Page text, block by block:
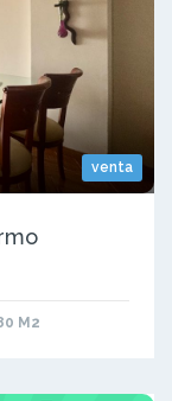
venta
M2